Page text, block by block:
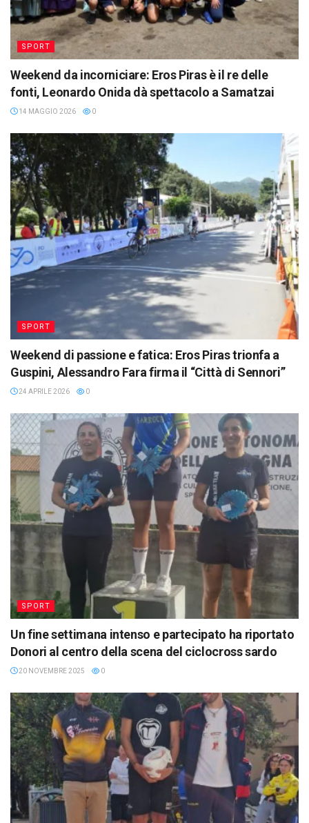
SPORT
Weekend da incorniciare: Eros Piras è il re delle
fonti, Leonardo Onida dà spettacolo a Samatzai
14 MAGGIO 2026 0
SPORT
Weekend di passione e fatica: Eros Piras trionfa a
Guspini, Alessandro Fara firma il “Città di Sennori”
24 APRILE 2026 0
SPORT
Un fine settimana intenso e partecipato ha riportato
Donori al centro della scena del ciclocross sardo
20 NOVEMBRE 2025 0